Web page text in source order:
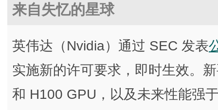
来自失忆的星球
英伟达（Nvidia）通过 SEC 发表
实施新的许可要求，即时生效。
和 H100 GPU，以及未来性能强